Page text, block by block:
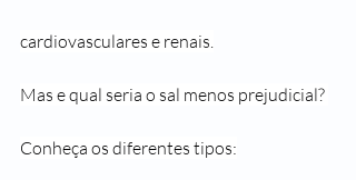
cardiovasculares e renais.
Mas e qual seria o sal menos prejudicial?
Conheça os diferentes tipos: